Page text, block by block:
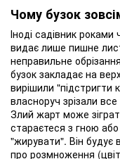
Чому бузок
Іноді садівник
видає лише пишне
неправильне
бузок закладає на
вирішили
власноруч зрізали
Злий жарт може
стараєтеся з гною
"жирувати". Він будує
про розмноження